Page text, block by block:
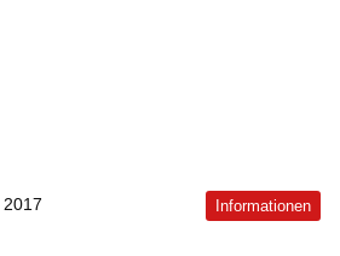
Informationen